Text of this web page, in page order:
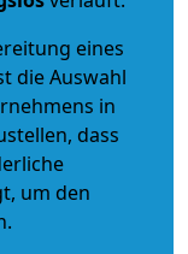
eines
die Auswahl
in
dass
um den